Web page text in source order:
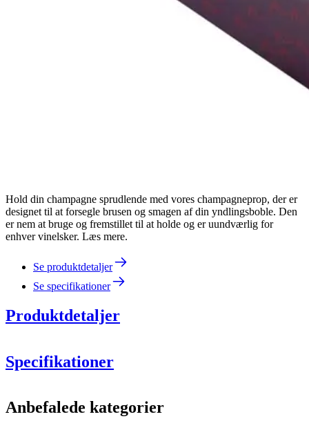
Hold din champagne sprudlende med vores champagneprop, der er
designet til at forsegle brusen og smagen af din yndlingsboble. Den
er nem at bruge og fremstillet til at holde og er uundværlig for
enhver vinelsker. Læs mere.
Se produktdetaljer
Se specifikationer
Produktdetaljer
Specifikationer
ProduktnummerAV1101
Anbefalede kategorier